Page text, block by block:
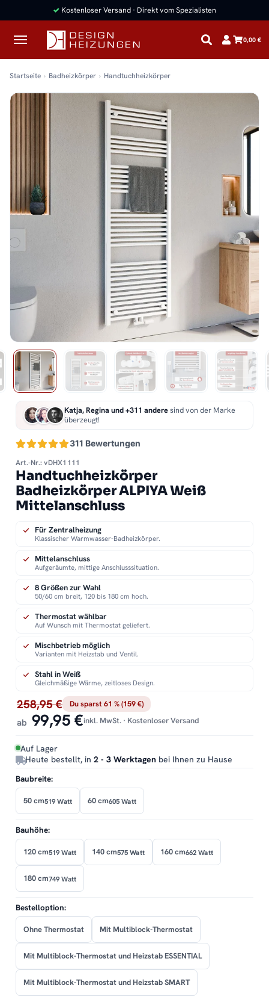
✓ Kostenloser Versand · Direkt vom Spezialisten
0,00 €
Startseite Badheizkörper Handtuchheizkörper
311 Bewertungen
Katja, Regina und +311 anderesind von der Marke
überzeugt!
Art.-Nr.: vDHX1111
Handtuchheizkörper
Badheizkörper ALPIYA Weiß
Mittelanschluss
258,95 € Du sparst 61 % (159 €)
ab 99,95 €inkl. MwSt. · Kostenloser Versand
Auf Lager
Heute bestellt, in 2 - 3 Werktagen bei Ihnen zu Hause
Für Zentralheizung
Klassischer Warmwasser-Badheizkörper.
Mittelanschluss
Aufgeräumte, mittige Anschlusssituation.
8 Größen zur Wahl
50/60 cm breit, 120 bis 180 cm hoch.
Thermostat wählbar
Auf Wunsch mit Thermostat geliefert.
Mischbetrieb möglich
Varianten mit Heizstab und Ventil.
Stahl in Weiß
Gleichmäßige Wärme, zeitloses Design.
Baubreite:
50 cm519 Watt 60 cm605 Watt
Bauhöhe:
120 cm519 Watt 140 cm575 Watt 160 cm662 Watt
180 cm749 Watt
Bestelloption:
Ohne Thermostat Mit Multiblock-Thermostat
Mit Multiblock-Thermostat und Heizstab ESSENTIAL
Mit Multiblock-Thermostat und Heizstab SMART